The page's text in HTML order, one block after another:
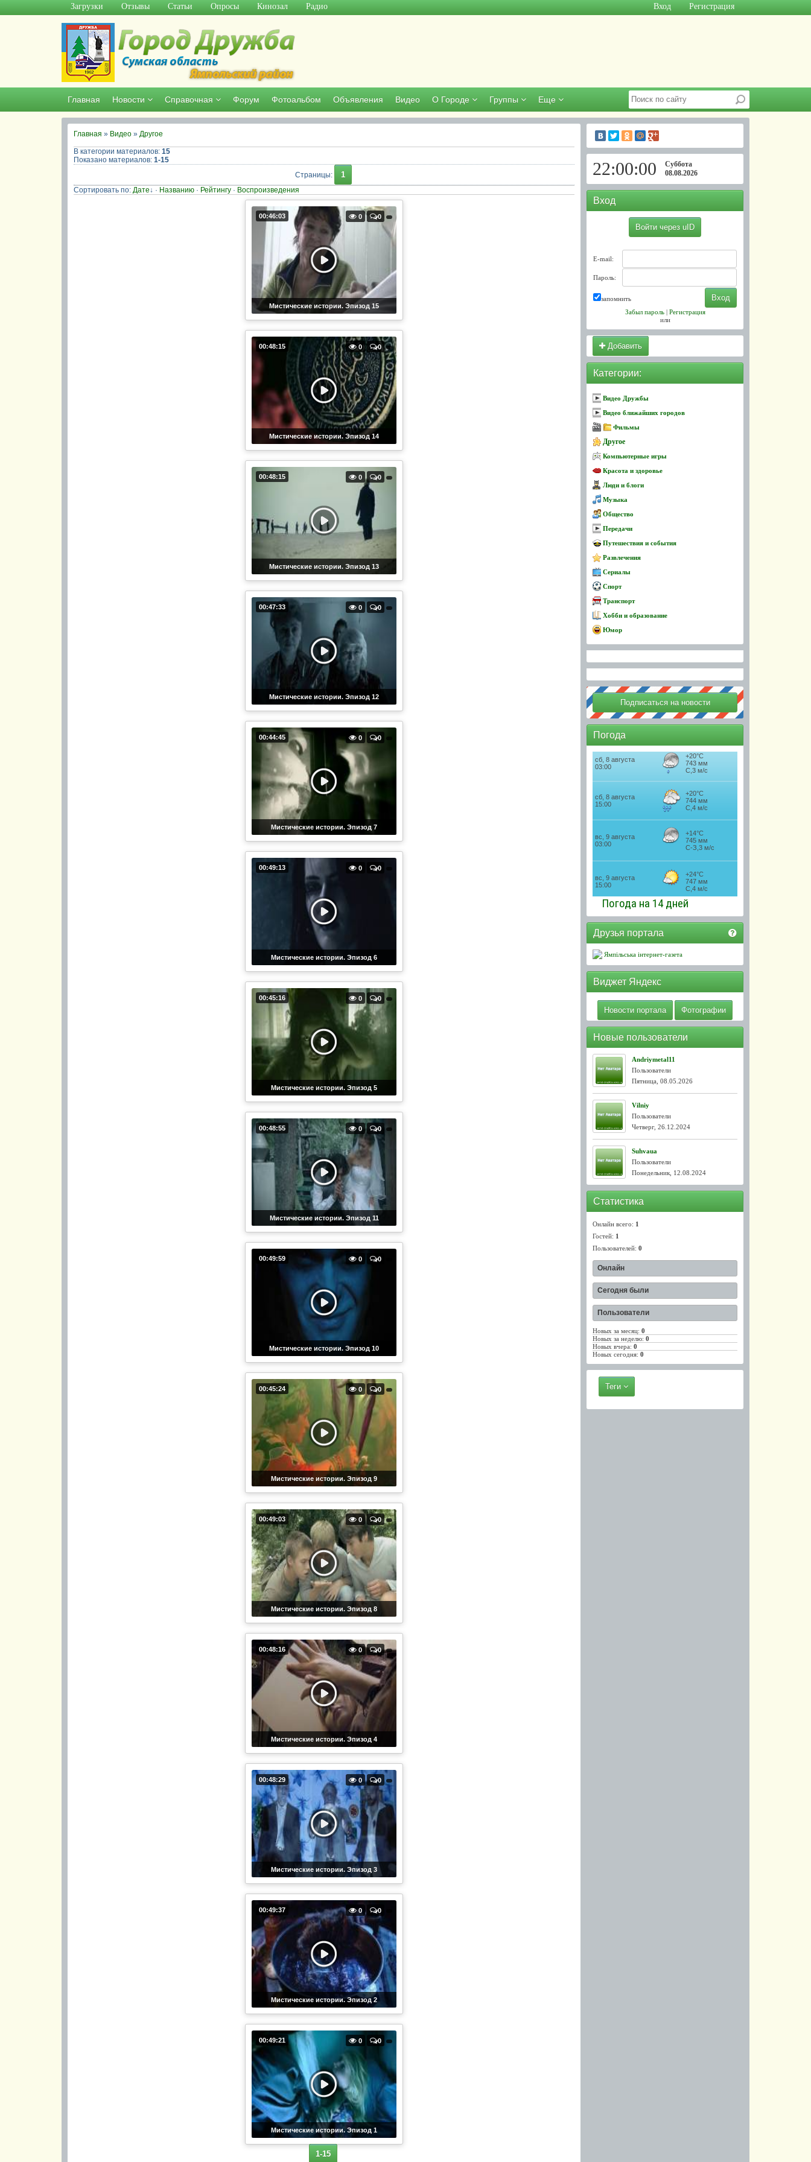
Загрузки Отзывы Статьи Опросы Кинозал Радио Регистрация
Вход
Главная Новости Справочная Форум Фотоальбом Объявления Видео О Городе Группы Еще
Главная » Видео » Другое
В категории материалов: 15
Показано материалов: 1-15
Страницы: 1
Сортировать по: Дате↓ · Названию · Рейтингу · Воспроизведения
00:46:03 0 0
Мистические истории. Эпизод 15
00:48:15 0 0
Мистические истории. Эпизод 14
00:48:15 0 0
Мистические истории. Эпизод 13
00:47:33 0 0
Мистические истории. Эпизод 12
00:44:45 0 0
Мистические истории. Эпизод 7
00:49:13 0 0
Мистические истории. Эпизод 6
00:45:16 0 0
Мистические истории. Эпизод 5
00:48:55 0 0
Мистические истории. Эпизод 11
00:49:59 0 0
Мистические истории. Эпизод 10
00:45:24 0 0
Мистические истории. Эпизод 9
00:49:03 0 0
Мистические истории. Эпизод 8
00:48:16 0 0
Мистические истории. Эпизод 4
00:48:29 0 0
Мистические истории. Эпизод 3
00:49:37 0 0
Мистические истории. Эпизод 2
00:49:21 0 0
Мистические истории. Эпизод 1
1-15
22:00:01
Суббота
08.08.2026
Вход
Войти через uID
E-mail:
Пароль:
запомнить
Забыл пароль| Регистрация
или
Добавить
Категории:
Видео Дружбы
Видео ближайших городов
Фильмы
Другое
Компьютерные игры
Красота и здоровье
Люди и блоги
Музыка
Общество
Передачи
Путешествия и события
Развлечения
Сериалы
Спорт
Транспорт
Хобби и образование
Юмор
Погода
Погода на 14 дней
Друзья портала
Ямпільська інтернет-газета
Виджет Яндекс
Новости портала Фотографии
Новые пользователи
Andriymetal11
Пользователи
Пятница, 08.05.2026
Vilniy
Пользователи
Четверг, 26.12.2024
Suhvaua
Пользователи
Понедельник, 12.08.2024
Статистика
Онлайн всего: 1
Гостей: 1
Пользователей: 0
Онлайн
Сегодня были
Пользователи
Новых за месяц: 0
Новых за неделю: 0
Новых вчера: 0
Новых сегодня: 0
Теги